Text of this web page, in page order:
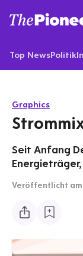
Top NewsPolitik
Graphics
Seit Anfang
Veröffentlicht